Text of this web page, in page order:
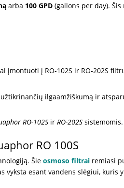
arba 100 GPD (gallons per day).
įmontuoti į RO-102S ir RO-202S
ilgaamžiškumą ir
RO-102S ir RO-202S sistemomis.
RO 100S
Šieosmoso filtrai remiasi
vyksta esant vandens slėgiui,